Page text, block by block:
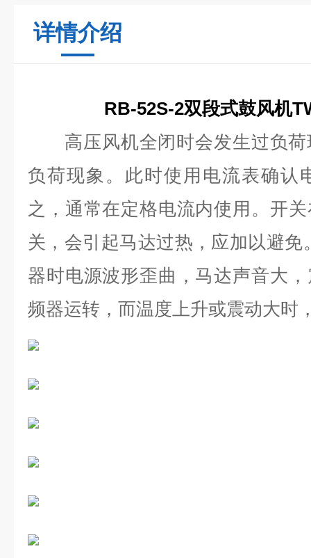
详情介绍
RB-52S-2双段式鼓风机
高压风机全闭时会发生过负
负荷现象。此时使用电流表确认
之，通常在定格电流内使用。开
关，会引起马达过热，应加以避
器时电源波形歪曲，马达声音大
频器运转，而温度上升或震动大时